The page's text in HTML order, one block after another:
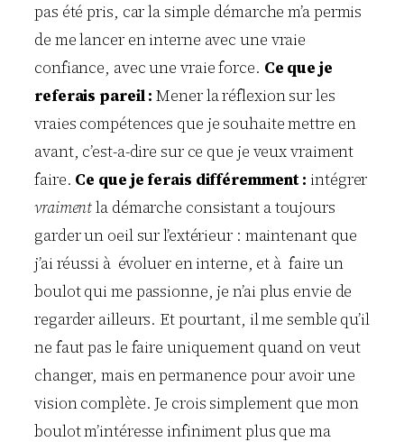
pas été pris, car la simple démarche m’a permis
de me lancer en interne avec une vraie
confiance, avec une vraie force. Ce que je
referais pareil :Mener la réflexion sur les
vraies compétences que je souhaite mettre en
avant, c’est-a-dire sur ce que je veux vraiment
faire. Ce que je ferais différemment : intégrer
vraimentla démarche consistant a toujours
garder un oeil sur l’extérieur : maintenant que
j’ai réussi à évoluer en interne, et à faire un
boulot qui me passionne, je n’ai plus envie de
regarder ailleurs. Et pourtant, il me semble qu’il
ne faut pas le faire uniquement quand on veut
changer, mais en permanence pour avoir une
vision complète. Je crois simplement que mon
boulot m’intéresse infiniment plus que ma